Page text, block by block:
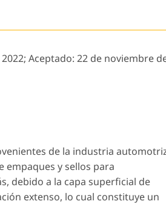
Aceptado: 22 de noviembre
de la industria
empaques y sellos para
debido a la capa superficial de
extenso, lo cual constituye un